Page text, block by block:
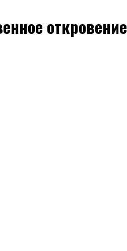
откровение